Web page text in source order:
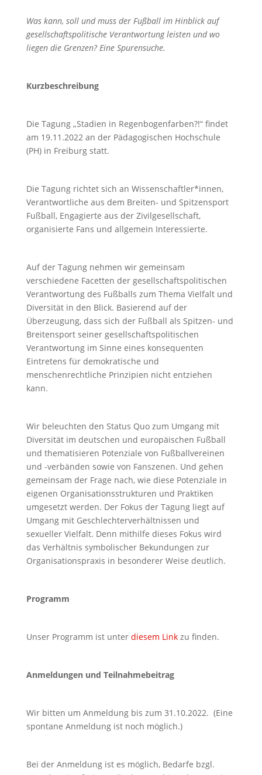
Was kann, soll und muss der Fußball im Hinblick auf
gesellschaftspolitische Verantwortung leisten und wo
liegen die Grenzen? Eine Spurensuche.
Kurzbeschreibung
Die Tagung „Stadien in Regenbogenfarben?!“ findet
am 19.11.2022 an der Pädagogischen Hochschule
(PH) in Freiburg statt.
Die Tagung richtet sich an Wissenschaftler*innen,
Verantwortliche aus dem Breiten- und Spitzensport
Fußball, Engagierte aus der Zivilgesellschaft,
organisierte Fans und allgemein Interessierte.
Auf der Tagung nehmen wir gemeinsam
verschiedene Facetten der gesellschaftspolitischen
Verantwortung des Fußballs zum Thema Vielfalt und
Diversität in den Blick. Basierend auf der
Überzeugung, dass sich der Fußball als Spitzen- und
Breitensport seiner gesellschaftspolitischen
Verantwortung im Sinne eines konsequenten
Eintretens für demokratische und
menschenrechtliche Prinzipien nicht entziehen
kann.
Wir beleuchten den Status Quo zum Umgang mit
Diversität im deutschen und europäischen Fußball
und thematisieren Potenziale von Fußballvereinen
und -verbänden sowie von Fanszenen. Und gehen
gemeinsam der Frage nach, wie diese Potenziale in
eigenen Organisationsstrukturen und Praktiken
umgesetzt werden. Der Fokus der Tagung liegt auf
Umgang mit Geschlechterverhältnissen und
sexueller Vielfalt. Denn mithilfe dieses Fokus wird
das Verhältnis symbolischer Bekundungen zur
Organisationspraxis in besonderer Weise deutlich.
Programm
Unser Programm ist unter diesem Linkzu finden.
Anmeldungen und Teilnahmebeitrag
Wir bitten um Anmeldung bis zum 31.10.2022. (Eine
spontane Anmeldung ist noch möglich.)
Bei der Anmeldung ist es möglich, Bedarfe bzgl.